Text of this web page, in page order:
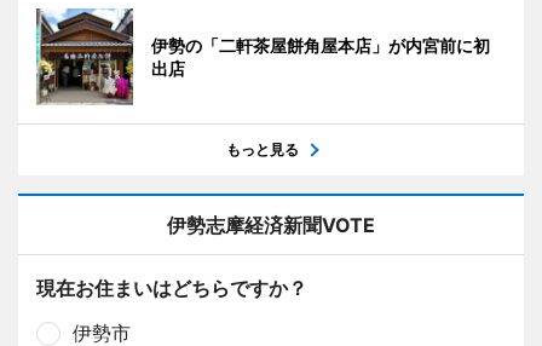
伊勢の「二軒茶屋餅角屋本店」が内宮前に初
出店
もっと見る
伊勢志摩経済新聞VOTE
現在お住まいはどちらですか？
伊勢市